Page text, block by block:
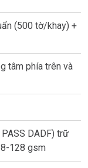
(500 tờ/khay) +
tâm phía trên và
DADF) trữ
128 gsm